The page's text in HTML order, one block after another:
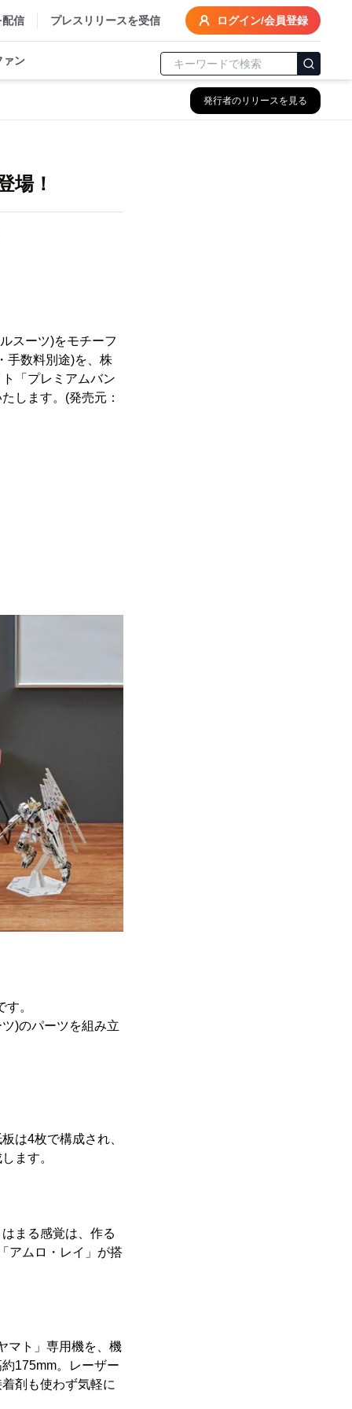
配信 プレスリリースを受信 ログイン/会員登録
ァン
発行者のリリースを見る
場！
スーツ)をモチーフ
手数料別途)を、株
「プレミアムバン
します。(発売元：
。
)のパーツを組み立
は4枚で構成され、
ます。
まる感覚は、作る
アムロ・レイ」が搭
マト」専用機を、機
175mm。レーザー
剤も使わず気軽に